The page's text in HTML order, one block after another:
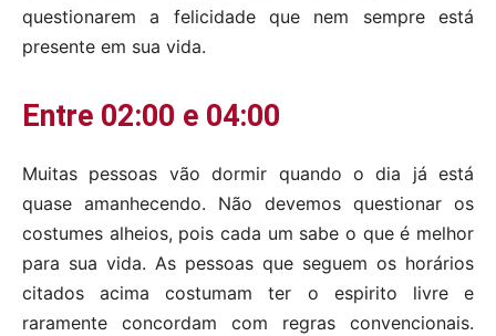
questionarem a felicidade que nem sempre está
presente em sua vida.
Entre 02:00 e 04:00
Muitas pessoas vão dormir quando o dia já está
quase amanhecendo. Não devemos questionar os
costumes alheios, pois cada um sabe o que é melhor
para sua vida. As pessoas que seguem os horários
citados acima costumam ter o espirito livre e
raramente concordam com regras convencionais.